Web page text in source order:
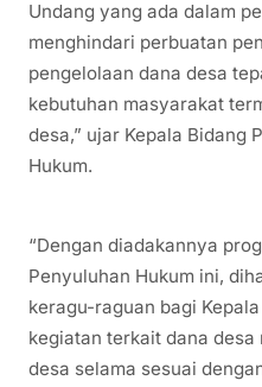
Undang yang ada dalam
menghindari perbuatan
pengelolaan dana desa
kebutuhan masyarakat
desa,” ujar Kepala Bidang
Hukum.
“Dengan diadakannya
Penyuluhan Hukum ini,
keragu-raguan bagi
kegiatan terkait dana
desa selama sesuai